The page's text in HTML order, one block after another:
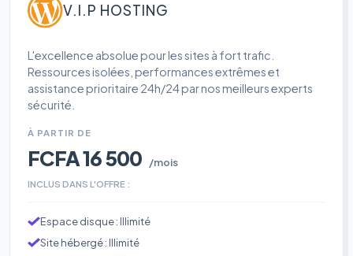
V.I.P HOSTING
L'excellence absolue pour les sites à fort trafic.
Ressources isolées, performances extrêmes et
assistance prioritaire 24h/24 par nos meilleurs experts
sécurité.
À PARTIR DE
FCFA 16 500 /mois
INCLUS DANS L'OFFRE :
Espace disque : Illimité
Site hébergé : Illimité